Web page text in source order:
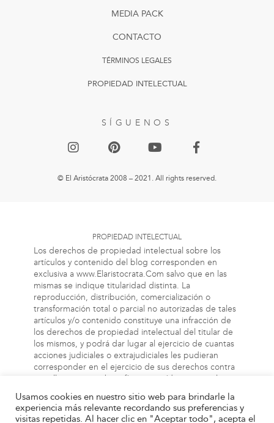
MEDIA PACK
SÍGUENOS
© El Aristócrata 2008 – 2021. All rights reserved.
PROPIEDAD INTELECTUAL
TÉRMINOS LEGALES
CONTACTO
PROPIEDAD INTELECTUAL
Los derechos de propiedad intelectual sobre los
artículos y contenido del blog corresponden en
exclusiva a www.Elaristocrata.Com salvo que en las
mismas se indique titularidad distinta. La
reproducción, distribución, comercialización o
transformación total o parcial no autorizadas de tales
artículos y/o contenido constituye una infracción de
los derechos de propiedad intelectual del titular de
los mismos, y podrá dar lugar al ejercicio de cuantas
acciones judiciales o extrajudiciales les pudieran
corresponder en el ejercicio de sus derechos contra
aquellas personas bien físicas o jurídicas que vulneren
o perjudiquen los referidos derechos. Asimismo, la
información a la cual el usuario puede acceder a
través de este blog, puede estar protegida por
Usamos cookies en nuestro sitio web para brindarle la
experiencia más relevante recordando sus preferencias y
visitas repetidas. Al hacer clic en "Aceptar todo", acepta el